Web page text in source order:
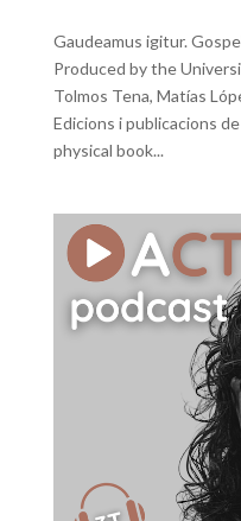
Gaudeamus igitur.
Produced by the
Tolmos Tena, Matías
Edicions i publicacions
physical book...